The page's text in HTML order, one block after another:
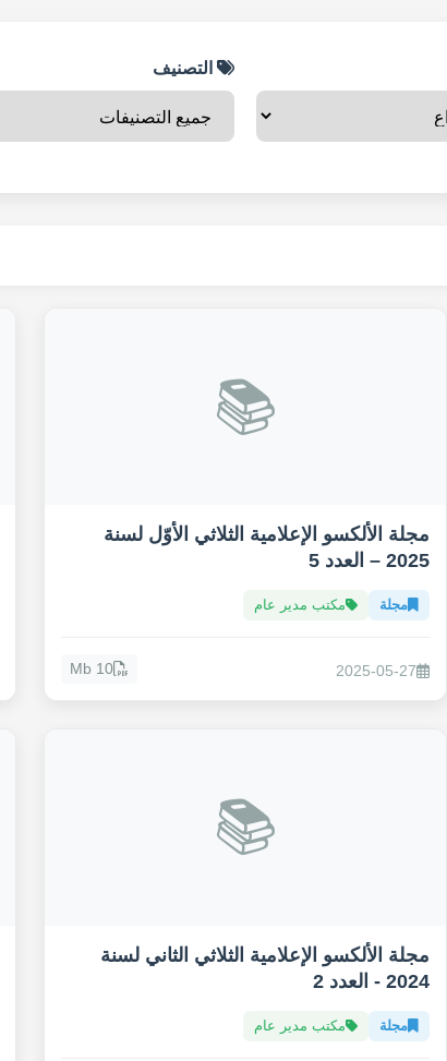
التصنيف
📚
مجلة الألكسو الإعلامية الثلاثي الأوّل لسنة
2025 – العدد 5
مجلة مكتب مدير عام
2025-05-27
10 Mb
📚
مجلة الألكسو الإعلامية الثلاثي الثاني لسنة
2024 - العدد 2
مجلة مكتب مدير عام